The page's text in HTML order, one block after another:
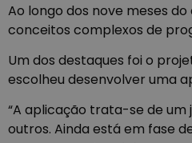
Ao longo dos nove meses
conceitos complexos de
Um dos destaques foi o
escolheu desenvolver uma
“A aplicação trata-se de um
outros. Ainda está em fase